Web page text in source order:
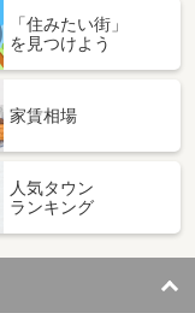
「住みたい街」
を見つけよう
家賃相場
人気タウン
ランキング